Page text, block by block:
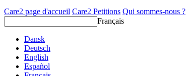
Care2 page d'accueil Care2 Petitions Qui sommes-nous ?
Français
Dansk
Deutsch
English
Español